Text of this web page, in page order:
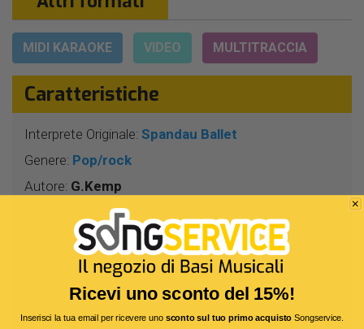
MIDI KARAOKE VIDEO MULTITRACCIA
Caratteristiche
Interprete Originale: Spandau Ballet
Genere: Pop/rock
Autore: G.Kemp
3 Min 57 Sec
Segnatura:4/4
133
Tonalità:LA
Bitrate:320 Kbit/s
Ricevi uno sconto del 15%!
Inserisci la tua email per ricevere uno sconto sul tuo primo acquistoSongservice.